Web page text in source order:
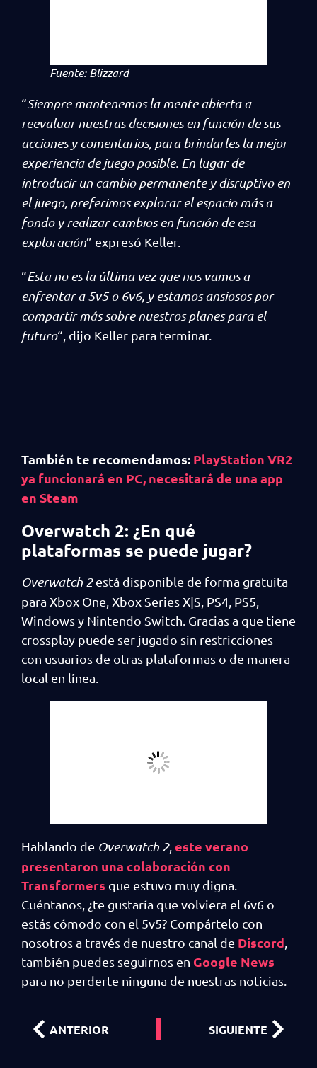
Fuente: Blizzard
“Siempre mantenemos la mente abierta a
reevaluar nuestras decisiones en función de sus
acciones y comentarios, para brindarles la mejor
experiencia de juego posible. En lugar de
introducir un cambio permanente y disruptivo en
el juego, preferimos explorar el espacio más a
fondo y realizar cambios en función de esa
exploración” expresó Keller.
“Esta no es la última vez que nos vamos a
enfrentar a 5v5 o 6v6, y estamos ansiosos por
compartir más sobre nuestros planes para el
futuro“, dijo Keller para terminar.
También te recomendamos: PlayStation VR2
ya funcionará en PC, necesitará de una app
en Steam
Overwatch 2: ¿En qué
plataformas se puede jugar?
Overwatch 2está disponible de forma gratuita
para Xbox One, Xbox Series X|S, PS4, PS5,
Windows y Nintendo Switch. Gracias a que tiene
crossplay puede ser jugado sin restricciones
con usuarios de otras plataformas o de manera
local en línea.
Hablando de Overwatch 2, este verano
presentaron una colaboración con
Transformers que estuvo muy digna.
Cuéntanos, ¿te gustaría que volviera el 6v6 o
estás cómodo con el 5v5? Compártelo con
nosotros a través de nuestro canal de Discord
también puedes seguirnos en Google News
para no perderte ninguna de nuestras noticias.
ANTERIOR SIGUIENTE